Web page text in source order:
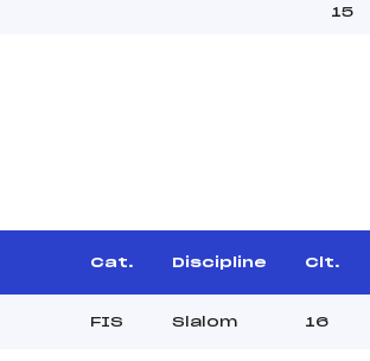
15
Cat. Discipline Clt.
FIS Slalom 16